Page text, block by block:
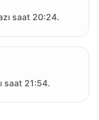
saat 20:24.
saat 21:54.